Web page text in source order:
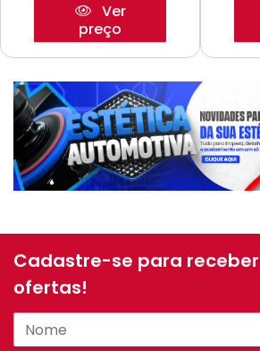
Ver
preço
Cadastre-se para
ofertas!